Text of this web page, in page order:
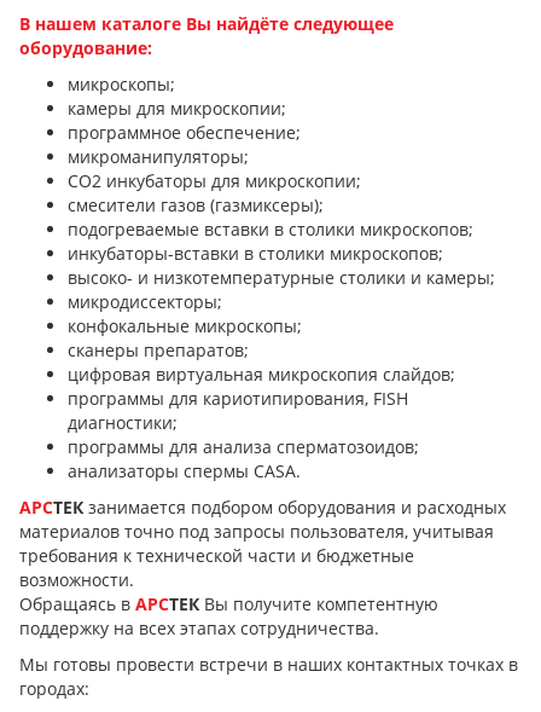
В нашем каталоге Вы найдёте следующее
оборудование:
микроскопы;
камеры для микроскопии;
программное обеспечение;
микроманипуляторы;
CO2 инкубаторы для микроскопии;
смесители газов (газмиксеры);
подогреваемые вставки в столики микроскопов;
инкубаторы-вставки в столики микроскопов;
высоко- и низкотемпературные столики и камеры;
микродиссекторы;
конфокальные микроскопы;
сканеры препаратов;
цифровая виртуальная микроскопия слайдов;
программы для кариотипирования, FISH
диагностики;
программы для анализа сперматозоидов;
анализаторы спермы CASA.
АРСТЕК занимается подбором оборудования и расходных
материалов точно под запросы пользователя, учитывая
требования к технической части и бюджетные
возможности.
Обращаясь в АРСТЕК Вы получите компетентную
поддержку на всех этапах сотрудничества.
Мы готовы провести встречи в наших контактных точках в
городах: